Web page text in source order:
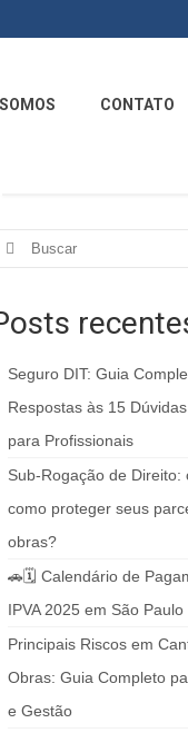
CONTATO
Seguro DIT: Guia
Respostas às 15
para Profissionais
Sub-Rogação de Direito:
como proteger seus
obras?
🚗🗓️ Calendário de
IPVA 2025 em São Paulo
Principais Riscos em
Obras: Guia Completo
e Gestão